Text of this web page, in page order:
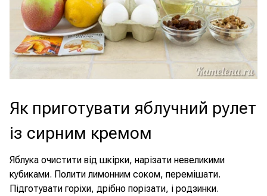
Як приготувати яблучний рулет
із сирним кремом
Яблука очистити від шкірки, нарізати невеликими
кубиками. Полити лимонним соком, перемішати.
Підготувати горіхи, дрібно порізати, і родзинки.